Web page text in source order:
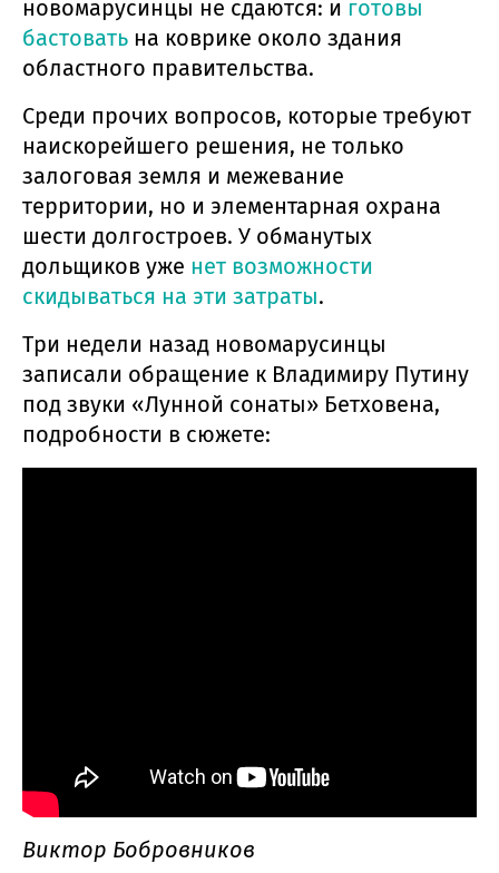
новомарусинцы не сдаются: и готовы
бастовать на коврике около здания
областного правительства.
Среди прочих вопросов, которые требуют
наискорейшего решения, не только
залоговая земля и межевание
территории, но и элементарная охрана
шести долгостроев. У обманутых
дольщиков уже нет возможности
скидываться на эти затраты.
Три недели назад новомарусинцы
записали обращение к Владимиру Путину
под звуки «Лунной сонаты» Бетховена,
подробности в сюжете:
Виктор Бобровников